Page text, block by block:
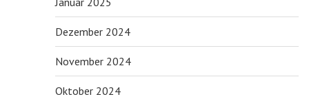
Dezember 2024
November 2024
Oktober 2024